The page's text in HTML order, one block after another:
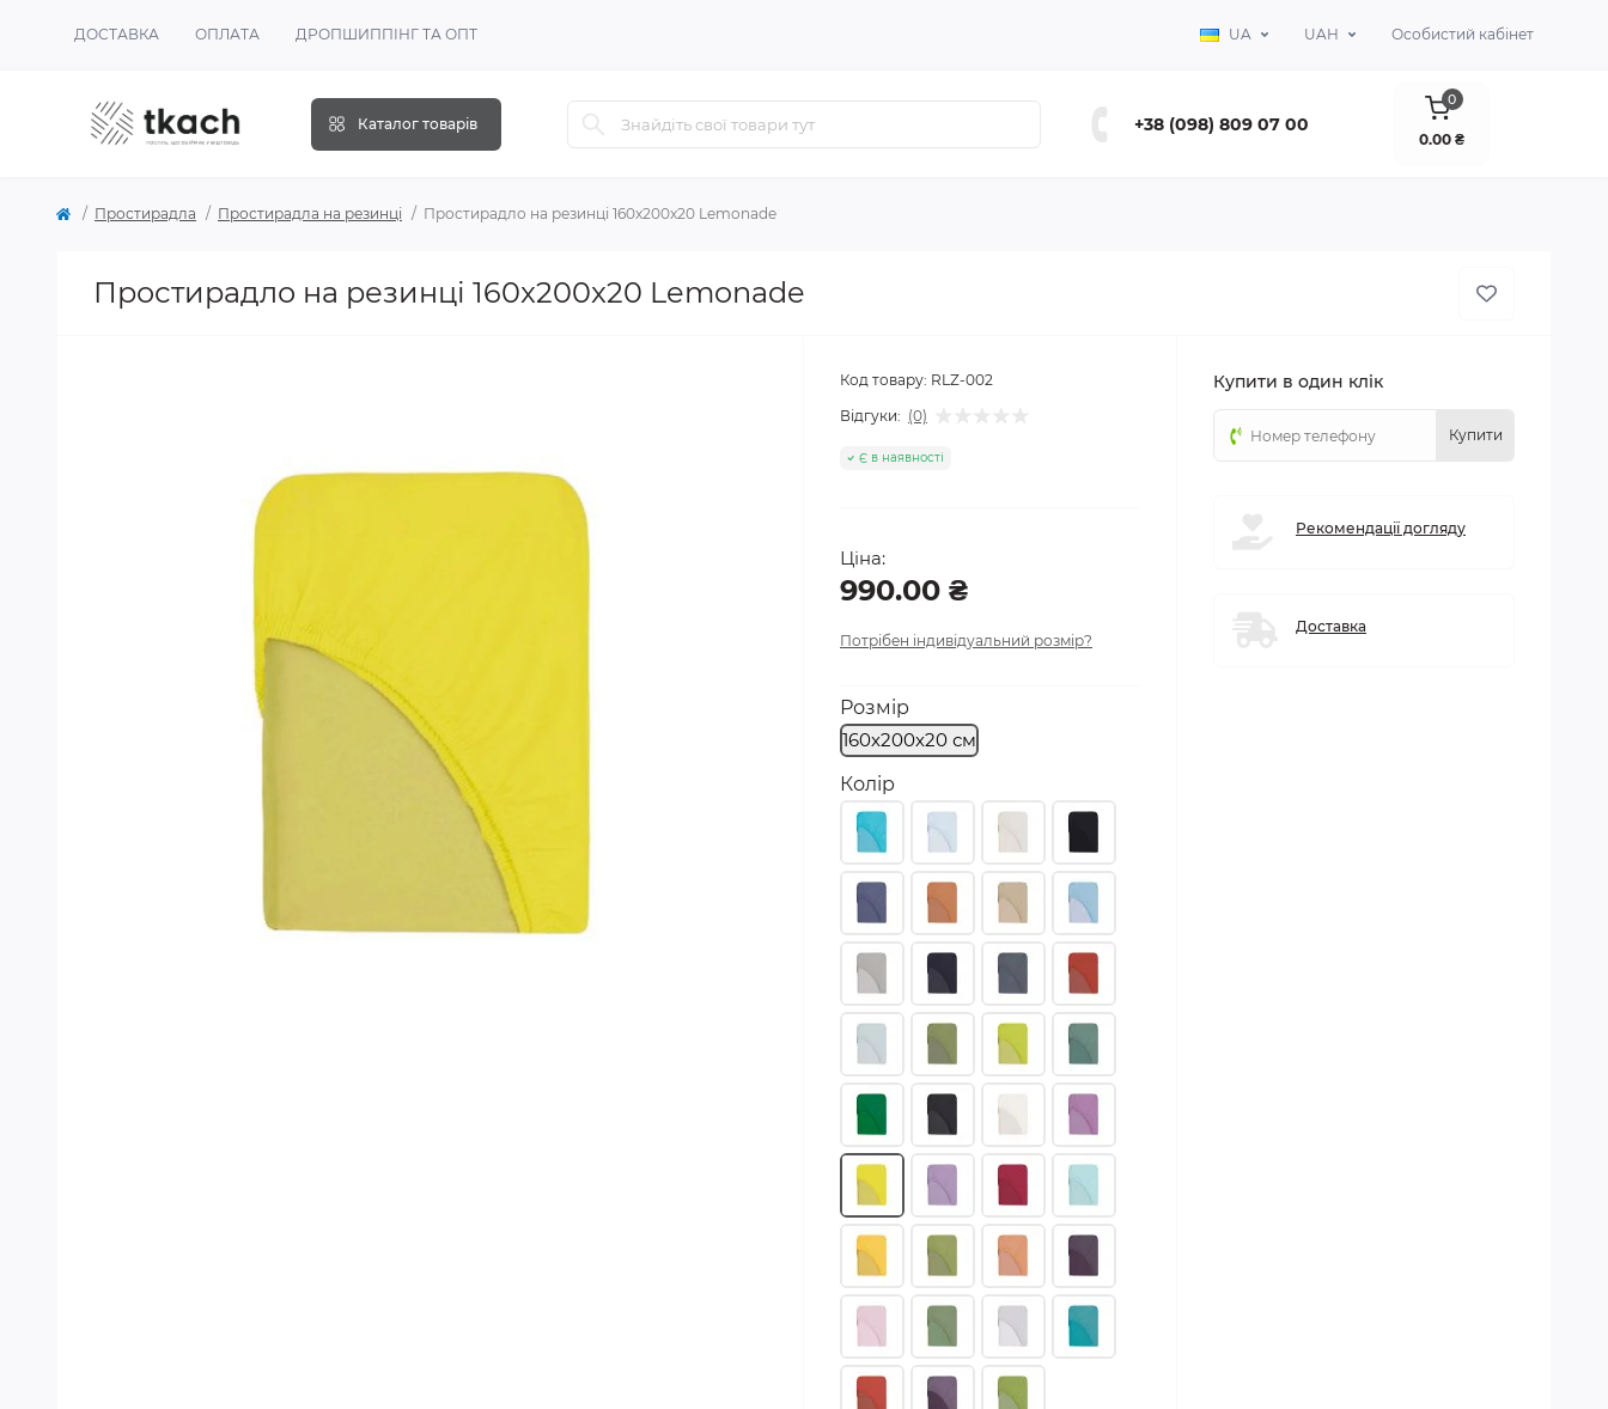
ДОСТАВКА ОПЛАТА ДРОПШИППІНГ ТА ОПТ UA UAH Особистий кабінет
Каталог товарів +38 (098) 809 07 00
0
0.00 ₴
Простирадла Простирадла на резинці Простирадло на резинці 160x200x20 Lemonade
Простирадло на резинці 160x200x20 Lemonade
Код товару: RLZ-002
Відгуки: (0)
Є в наявності
Ціна:
990.00 ₴
Потрібен індивідуальний розмір?
Розмір
160х200х20 см
Колір
Купити в один клік
Купити
Рекомендації догляду
Доставка